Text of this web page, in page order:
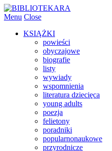
Menu Close
KSIĄŻKI
powieści
obyczajowe
biografie
listy
wywiady
wspomnienia
literatura dziecięca
young adults
poezja
felietony
poradniki
popularnonaukowe
przyrodnicze